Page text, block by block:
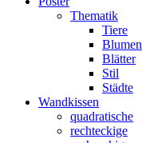
Thematik
Tiere
Blumen
Blätter
Stil
Städte
Wandkissen
quadratische
rechteckige